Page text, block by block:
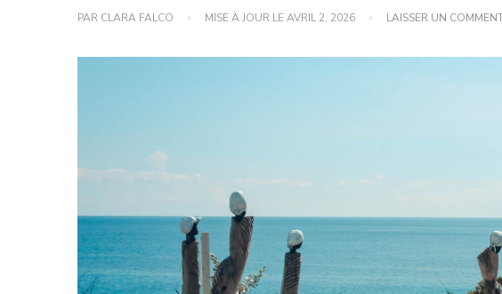
PAR CLARA FALCO MISE À JOUR LEAVRIL 2, 2026 LAISSER UN